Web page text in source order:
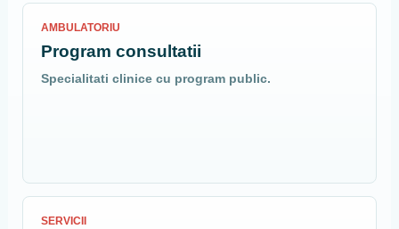
AMBULATORIU
Program consultatii
Specialitati clinice cu program public.
SERVICII